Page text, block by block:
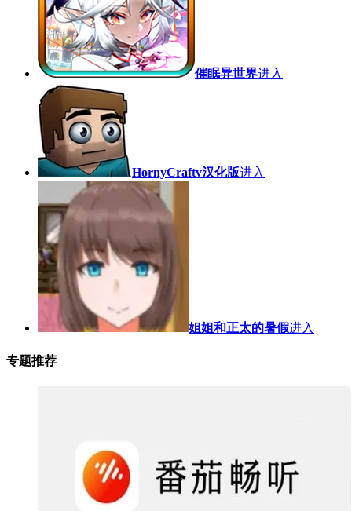
催眠异世界进入
HornyCraftv汉化版进入
姐姐和正太的暑假进入
专题推荐